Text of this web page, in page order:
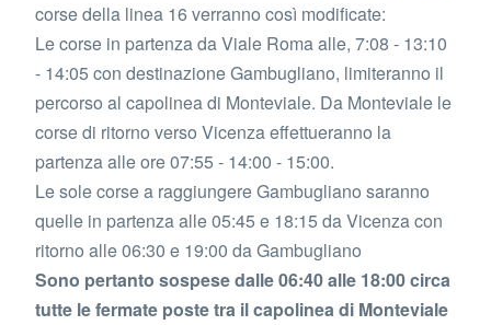
corse della linea 16 verranno così modificate:
Le corse in partenza da Viale Roma alle, 7:08 - 13:10
- 14:05 con destinazione Gambugliano, limiteranno il
percorso al capolinea di Monteviale. Da Monteviale le
corse di ritorno verso Vicenza effettueranno la
partenza alle ore 07:55 - 14:00 - 15:00.
Le sole corse a raggiungere Gambugliano saranno
quelle in partenza alle 05:45 e 18:15 da Vicenza con
ritorno alle 06:30 e 19:00 da Gambugliano
Sono pertanto sospese dalle 06:40 alle 18:00 circa
tutte le fermate poste tra il capolinea di Monteviale